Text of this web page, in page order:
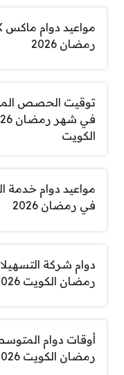
رمضان 2026
توقيت الحصص
في شهر
الكويت
مواعيد دوام خدمة
في رمضان 2026
دوام شركة
رمضان الكويت 2026
أوقات دوام
رمضان الكويت 2026